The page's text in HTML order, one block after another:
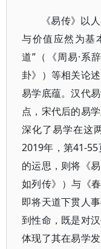
《易传》以
与价值应然为基
道”（《周易·系
卦》）等相关论
易学底蕴。汉代
点，宋代后的易
深化了易学在这
2019年，第41-
的运思，则将《
如列传》）与《
即将天道下贯人
到性命，既是对
体现了其在易学